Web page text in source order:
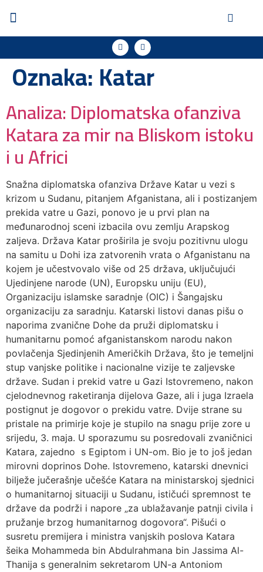
Oznaka:Katar
Analiza: Diplomatska ofanziva
Katara za mir na Bliskom istoku
i u Africi
Snažna diplomatska ofanziva Države Katar u vezi s
krizom u Sudanu, pitanjem Afganistana, ali i postizanjem
prekida vatre u Gazi, ponovo je u prvi plan na
međunarodnoj sceni izbacila ovu zemlju Arapskog
zaljeva. Država Katar proširila je svoju pozitivnu ulogu
na samitu u Dohi iza zatvorenih vrata o Afganistanu na
kojem je učestvovalo više od 25 država, uključujući
Ujedinjene narode (UN), Europsku uniju (EU),
Organizaciju islamske saradnje (OIC) i Šangajsku
organizaciju za saradnju. Katarski listovi danas pišu o
naporima zvanične Dohe da pruži diplomatsku i
humanitarnu pomoć afganistanskom narodu nakon
povlačenja Sjedinjenih Američkih Država, što je temeljni
stup vanjske politike i nacionalne vizije te zaljevske
države. Sudan i prekid vatre u Gazi Istovremeno, nakon
cjelodnevnog raketiranja dijelova Gaze, ali i juga Izraela
postignut je dogovor o prekidu vatre. Dvije strane su
pristale na primirje koje je stupilo na snagu prije zore u
srijedu, 3. maja. U sporazumu su posredovali zvaničnici
Katara, zajedno s Egiptom i UN-om. Bio je to još jedan
mirovni doprinos Dohe. Istovremeno, katarski dnevnici
bilježe jučerašnje učešće Katara na ministarskoj sjednici
o humanitarnoj situaciji u Sudanu, ističući spremnost te
države da podrži i napore „za ublažavanje patnji civila i
pružanje brzog humanitarnog dogovora“. Pišući o
susretu premijera i ministra vanjskih poslova Katara
šeika Mohammeda bin Abdulrahmana bin Jassima Al-
Thanija s generalnim sekretarom UN-a Antoniom